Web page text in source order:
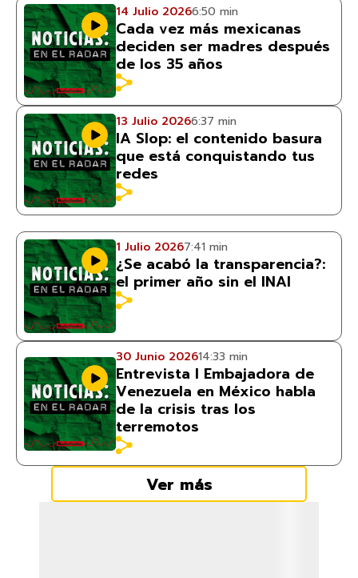
14 Julio 20266:50 min
Cada vez más mexicanas
deciden ser madres después
de los 35 años
13 Julio 20266:37 min
IA Slop: el contenido basura
que está conquistando tus
redes
1 Julio 20267:41 min
¿Se acabó la transparencia?:
el primer año sin el INAI
30 Junio 202614:33 min
Entrevista I Embajadora de
Venezuela en México habla
de la crisis tras los
terremotos
Ver más